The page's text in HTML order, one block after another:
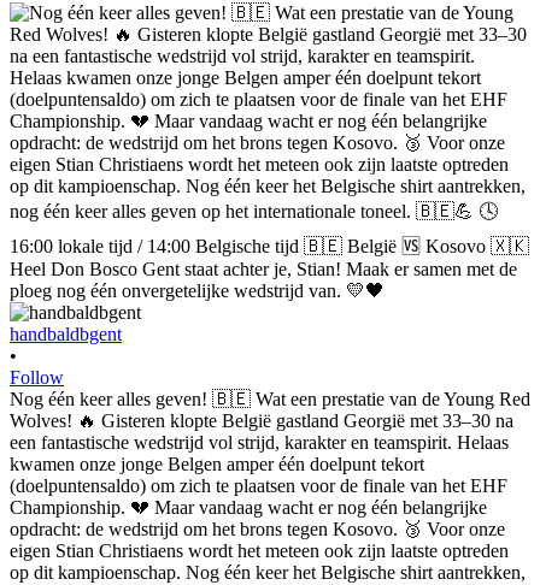
handbaldbgent
•
Follow
Nog één keer alles geven! 🇧🇪 Wat een prestatie van de Young Red
Wolves! 🔥 Gisteren klopte België gastland Georgië met 33–30 na
een fantastische wedstrijd vol strijd, karakter en teamspirit. Helaas
kwamen onze jonge Belgen amper één doelpunt tekort
(doelpuntensaldo) om zich te plaatsen voor de finale van het EHF
Championship. 💔 Maar vandaag wacht er nog één belangrijke
opdracht: de wedstrijd om het brons tegen Kosovo. 🥉 Voor onze
eigen Stian Christiaens wordt het meteen ook zijn laatste optreden
op dit kampioenschap. Nog één keer het Belgische shirt aantrekken,